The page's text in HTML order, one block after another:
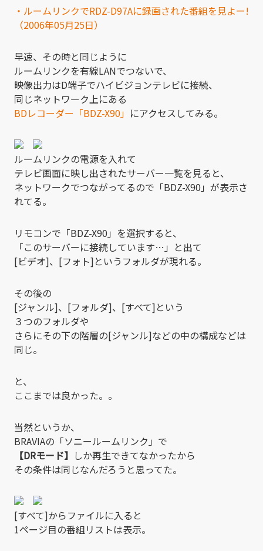
・ルームリンクでRDZ-D97Aに録画された番組を見よー!
（2006年05月25日）
早速、その時と同じように
ルームリンクを有線LANでつないで、
映像出力はD端子でハイビジョンテレビに接続、
同じネットワーク上にある
BDレコーダー「BDZ-X90」 にアクセスしてみる。
ルームリンクの電源を入れて
テレビ画面に映し出されたサーバー一覧を見ると、
ネットワークでつながってるので「BDZ-X90」が表示さ
れてる。
リモコンで「BDZ-X90」を選択すると、
「このサーバーに接続しています…」と出て
[ビデオ]、[フォト]というフォルダが現れる。
その後の
[ジャンル]、[フォルダ]、[すべて]という
３つのフォルダや
さらにその下の階層の[ジャンル]などの中の構成などは
同じ。
と、
ここまでは良かった。。
当然というか、
BRAVIAの「ソニールームリンク」で
【DRモード】 しか再生できてなかったから
その条件は同じなんだろうと思ってた。
[すべて]からファイルに入ると
1ページ目の番組リストは表示。